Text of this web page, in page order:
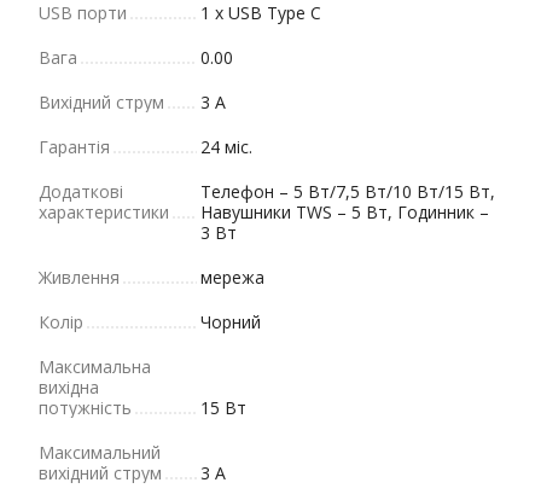
USB порти
1 x USB Type C
Вага
0.00
Вихідний струм
3 A
Гарантія
24 міс.
Додаткові
характеристики
Телефон – 5 Вт/7,5 Вт/10 Вт/15 Вт,
Навушники TWS – 5 Вт, Годинник –
3 Вт
Живлення
мережа
Колір
Чорний
Максимальна
вихідна
потужність
15 Вт
Максимальний
вихідний струм
3 А